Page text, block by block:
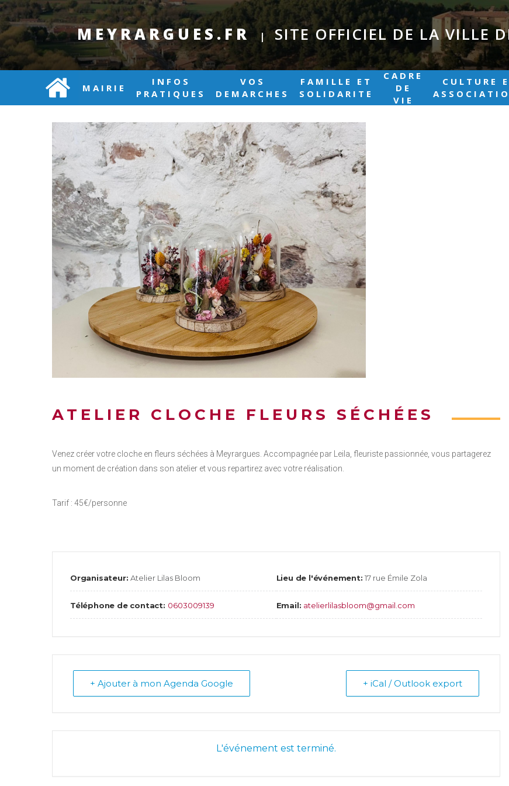
MEYRARGUES.FR | SITE OFFICIEL DE LA VILLE
MAIRIE
INFOS
PRATIQUES
VOS
DEMARCHES
FAMILLE ET
SOLIDARITE
CADRE
DE
VIE
CULTURE
ATELIER CLOCHE FLEURS SÉCHÉES
Venez créer votre cloche en fleurs séchées à Meyrargues. Accompagnée par Leila, fleuriste passionnée, vous partagerez
un moment de création dans son atelier et vous repartirez avec votre réalisation.
Tarif : 45€/personne
Organisateur:Atelier Lilas Bloom Lieu de l'événement:17 rue Émile Zola
Téléphone de contact: 0603009139 Email: atelierlilasbloom@gmail.com
+ Ajouter à mon Agenda Google + iCal / Outlook export
L'événement est terminé.